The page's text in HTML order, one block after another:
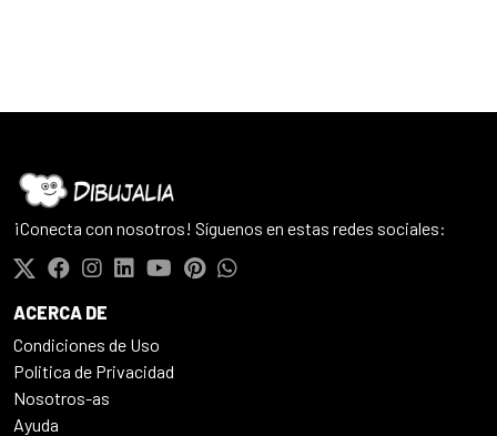
¡Conecta con nosotros! Síguenos en estas redes sociales:
ACERCA DE
Condiciones de Uso
Politica de Privacidad
Nosotros-as
Ayuda